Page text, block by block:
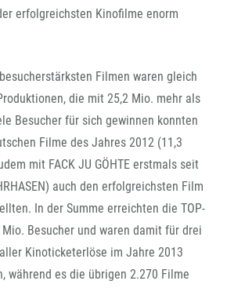
erfolgreichsten Kinofilme enorm
Filmen waren gleich
die mit 25,2 Mio. mehr als
Besucher für sich gewinnen konnten
Filme des Jahres 2012 (11,3
mit FACK JU GÖHTE erstmals seit
auch den erfolgreichsten Film
In der Summe erreichten die TOP-
Besucher und waren damit für drei
Kinoticketerlöse im Jahre 2013
während es die übrigen 2.270 Filme